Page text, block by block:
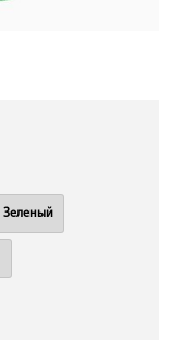
Зеленый